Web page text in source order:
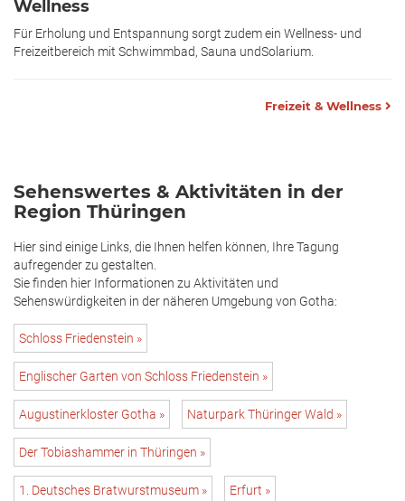
Wellness
Für Erholung und Entspannung sorgt zudem ein Wellness- und
Freizeitbereich mit Schwimmbad, Sauna undSolarium.
Freizeit & Wellness
Sehenswertes & Aktivitäten in der
Region Thüringen
Hier sind einige Links, die Ihnen helfen können, Ihre Tagung
aufregender zu gestalten.
Sie finden hier Informationen zu Aktivitäten und
Sehenswürdigkeiten in der näheren Umgebung von Gotha:
Schloss Friedenstein »
Englischer Garten von Schloss Friedenstein »
Augustinerkloster Gotha » Naturpark Thüringer Wald »
Der Tobiashammer in Thüringen »
1. Deutsches Bratwurstmuseum » Erfurt »